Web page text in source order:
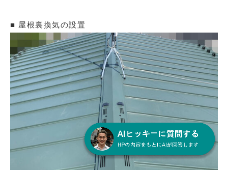
■ 屋根裏換気の設置